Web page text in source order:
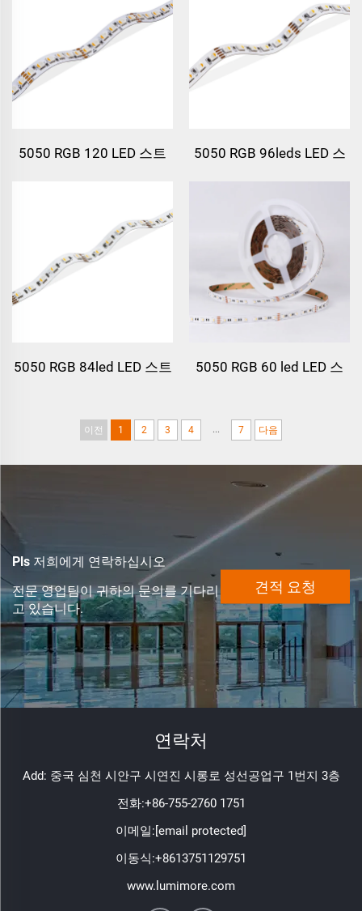
5050 RGB 120 LED 스트
5050 RGB 96leds LED 스
5050 RGB 84led LED 스트
5050 RGB 60 led LED 스
이전 1 2 3 4 ... 7 다음
Pls 저희에게 연락하십시오
전문 영업팀이 귀하의 문의를 기다리
고 있습니다.
견적 요청
연락처
Add: 중국 심천 시안구 시연진 시롱로 성선공업구 1번지 3층
전화:+86-755-2760 1751
이메일:[email protected]
이동식:+8613751129751
www.lumimore.com